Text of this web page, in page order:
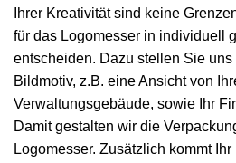
Ihrer Kreativität sind keine
für das Logomesser in individuell
entscheiden. Dazu stellen Sie
Bildmotiv, z.B. eine Ansicht von
Verwaltungsgebäude, sowie Ihr
Damit gestalten wir die
Logomesser. Zusätzlich kommt